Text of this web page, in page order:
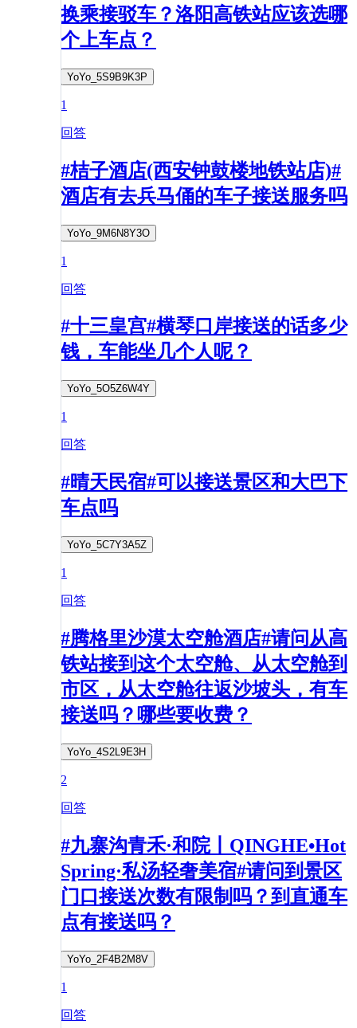
换乘接驳车？洛阳高铁站应该选哪
个上车点？
YoYo_5S9B9K3P
1
回答
#桔子酒店(西安钟鼓楼地铁站店)#
酒店有去兵马俑的车子接送服务吗
YoYo_9M6N8Y3O
1
回答
#十三皇宫#横琴口岸接送的话多少
钱，车能坐几个人呢？
YoYo_5O5Z6W4Y
1
回答
#晴天民宿#可以接送景区和大巴下
车点吗
YoYo_5C7Y3A5Z
1
回答
#腾格里沙漠太空舱酒店#请问从高
铁站接到这个太空舱、从太空舱到
市区，从太空舱往返沙坡头，有车
接送吗？哪些要收费？
YoYo_4S2L9E3H
2
回答
#九寨沟青禾·和院丨QINGHE•Hot
Spring·私汤轻奢美宿#请问到景区
门口接送次数有限制吗？到直通车
点有接送吗？
YoYo_2F4B2M8V
1
回答